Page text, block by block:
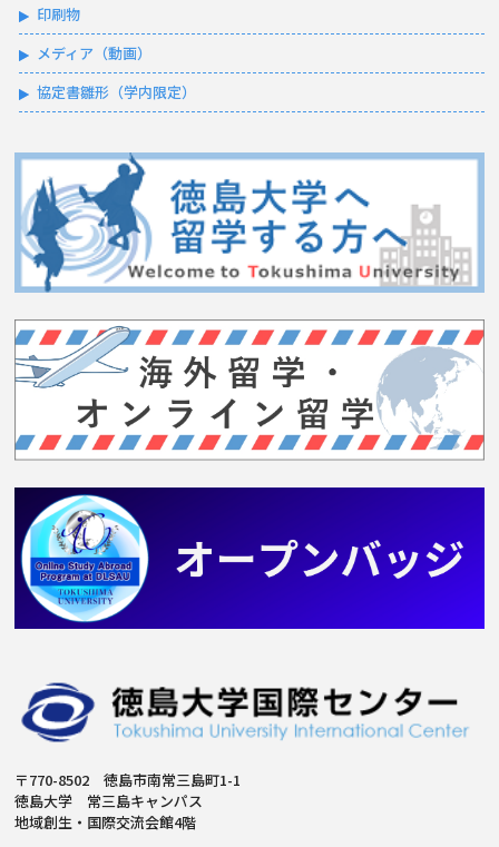
印刷物
メディア（動画）
協定書雛形（学内限定）
〒770-8502 徳島市南常三島町1-1
徳島大学 常三島キャンパス
地域創生・国際交流会館4階